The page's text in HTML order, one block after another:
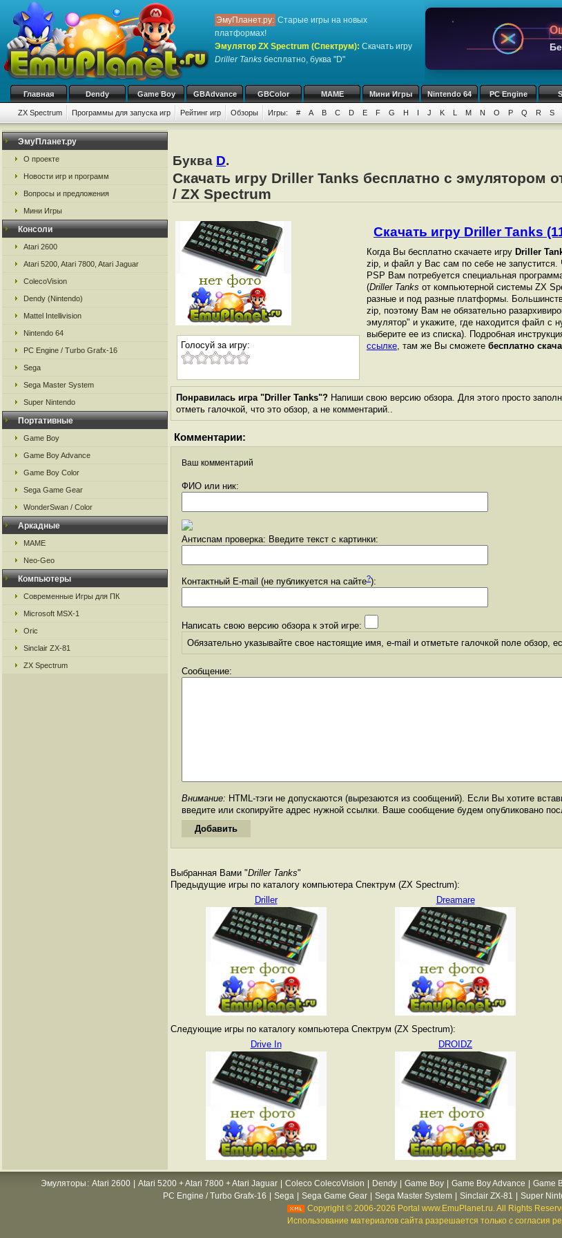
ЭмуПланет.ру: Старые игры на новых
платформах!
Эмулятор ZX Spectrum (Спектрум): Скачать игру
Driller Tanks бесплатно, буква "D"
Главная Dendy Game Boy GBAdvance GBColor MAME Мини Игры Nintendo 64 PC Engine
ZX Spectrum Программы для запуска игр Рейтинг игр Обзоры Игры: # A B C D E F G H I J K L M N O P Q R S
ЭмуПланет.ру
О проекте
Новости игр и программ
Вопросы и предложения
Мини Игры
Консоли
Atari 2600
Atari 5200, Atari 7800, Atari Jaguar
ColecoVision
Dendy (Nintendo)
Mattel Intellivision
Nintendo 64
PC Engine / Turbo Grafx-16
Sega
Sega Master System
Super Nintendo
Портативные
Game Boy
Game Boy Advance
Game Boy Color
Sega Game Gear
WonderSwan / Color
Аркадные
MAME
Neo-Geo
Компьютеры
Современные Игры для ПК
Microsoft MSX-1
Oric
Sinclair ZX-81
ZX Spectrum
Буква D.
Скачать игру Driller Tanks бесплатно с эмулятором
/ ZX Spectrum
Голосуй за игру:
Скачать игру Driller Tanks
Когда Вы бесплатно скачаете игру Driller
zip, и файл у Вас сам по себе не
PSP Вам потребуется специальная
(Driller Tanks от компьютерной системы ZX
разные и под разные платформы.
zip, поэтому Вам не обязательно
эмулятор" и укажите, где находится файл с
выберите ее из списка). Подробная
ссылке, там же Вы сможете бесплатно
Понравилась игра "Driller Tanks"? Напиши свою версию обзора. Для этого просто
отметь галочкой, что это обзор, а не комментарий..
Комментарии:
Ваш комментарий
ФИО или ник:
Антиспам проверка: Введите текст с картинки:
Контактный E-mail (не публикуется на сайте?):
Написать свою версию обзора к этой игре:
Обязательно указывайте свое настоящие имя, e-mail и отметьте галочкой поле обзор,
Сообщение:
Внимание: HTML-тэги не допускаются (вырезаются из сообщений). Если Вы хотите
введите или скопируйте адрес нужной ссылки. Ваше сообщение будем опубликовано
Выбранная Вами "Driller Tanks"
Предыдущие игры по каталогу компьютера Спектрум (ZX Spectrum):
Driller
Dreamare
Следующие игры по каталогу компьютера Спектрум (ZX Spectrum):
Drive In
DROIDZ
Эмуляторы : Atari 2600 Atari 5200 + Atari 7800 + Atari Jaguar Coleco ColecoVision Dendy Game Boy Game Boy Advance Game
PC Engine / Turbo Grafx-16
Sega Sega Game Gear Sega Master System Sinclair ZX-81 Super
Copyright © 2006-2026 Portal www.EmuPlanet.ru. All Rights
Использование материалов сайта разрешается только с согласия